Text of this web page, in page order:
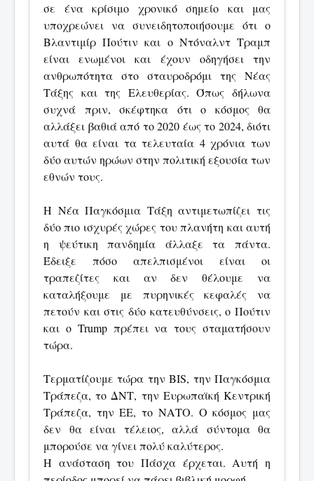
σε ένα κρίσιμο χρονικό σημείο και μας
υποχρεώνει να συνειδητοποιήσουμε ότι ο
Βλαντιμίρ Πούτιν και ο Ντόναλντ Τραμπ
είναι ενωμένοι και έχουν οδηγήσει την
ανθρωπότητα στο σταυροδρόμι της Νέας
Τάξης και της Ελευθερίας. Όπως δήλωνα
συχνά πριν, σκέφτηκα ότι ο κόσμος θα
αλλάξει βαθιά από το 2020 έως το 2024, διότι
αυτά θα είναι τα τελευταία 4 χρόνια των
δύο αυτών ηρώων στην πολιτική εξουσία των
εθνών τους.
Η Νέα Παγκόσμια Τάξη αντιμετωπίζει τις
δύο πιο ισχυρές χώρες του πλανήτη και αυτή
η ψεύτικη πανδημία άλλαξε τα πάντα.
Έδειξε πόσο απελπισμένοι είναι οι
τραπεζίτες και αν δεν θέλουμε να
καταλήξουμε με πυρηνικές κεφαλές να
πετούν και στις δύο κατευθύνσεις, ο Πούτιν
και ο Trump πρέπει να τους σταματήσουν
τώρα.
Τερματίζουμε τώρα την BIS, την Παγκόσμια
Τράπεζα, το ΔΝΤ, την Ευρωπαϊκή Κεντρική
Τράπεζα, την ΕΕ, το ΝΑΤΟ. Ο κόσμος μας
δεν θα είναι τέλειος, αλλά σύντομα θα
μπορούσε να γίνει πολύ καλύτερος.
Η ανάσταση του Πάσχα έρχεται. Αυτή η